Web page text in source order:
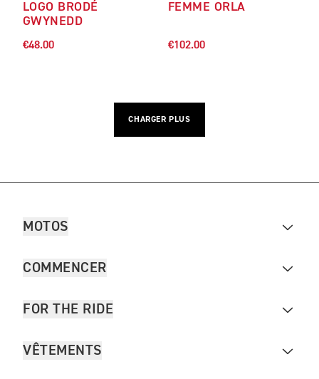
LOGO BRODÉ
GWYNEDD
€48.00
FEMME ORLA
€102.00
CHARGER PLUS
MOTOS
COMMENCER
FOR THE RIDE
VÊTEMENTS